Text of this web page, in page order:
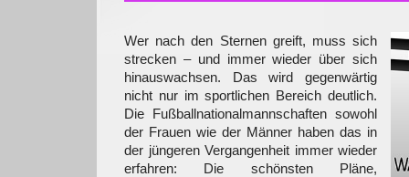
Wer nach den Sternen greift, muss sich
strecken – und immer wieder über sich
hinauswachsen. Das wird gegenwärtig
nicht nur im sportlichen Bereich deutlich.
Die Fußballnationalmannschaften sowohl
der Frauen wie der Männer haben das in
der jüngeren Vergangenheit immer wieder
erfahren: Die schönsten Pläne,